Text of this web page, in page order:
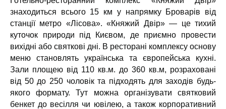
знаходиться всього 15 км у напрямку Броварів від
станції метро «Лісова». «Княжий Двір» — це тихий
куточок природи під Києвом, де приємно провести
вихідні або святкові дні. В ресторані комплексу основу
меню становлять українська та європейська кухні.
Зали площею від 110 кв.м. до 360 кв.м, розраховані
від 50 до 250 чоловік та підходять для заходів будь-
якого формату. Тут можна організувати святковий
бенкет до весілля чи ювілею, а також корпоративний